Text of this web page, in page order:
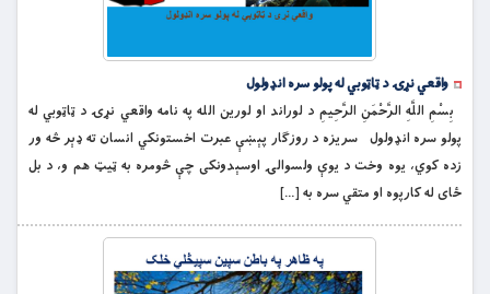
واقعي نړۍ د ټاټوبي له پولو سره انډولول
بِسْمِ اللَّهِ الرَّحْمَنِ الرَّحِيمِ د لوراند او لورین الله په نامه واقعي نړۍ د ټاټوبي له
پولو سره انډولول سریزه د روزگار پېښې عبرت اخستونکي انسان ته ډېر څه ور
زده کوي، یوه وخت د یوې ولسوالۍ اوسېدونکی چې څومره به ټیټ هم و، د بل
ځای له کارپوه او متقي سره به […]